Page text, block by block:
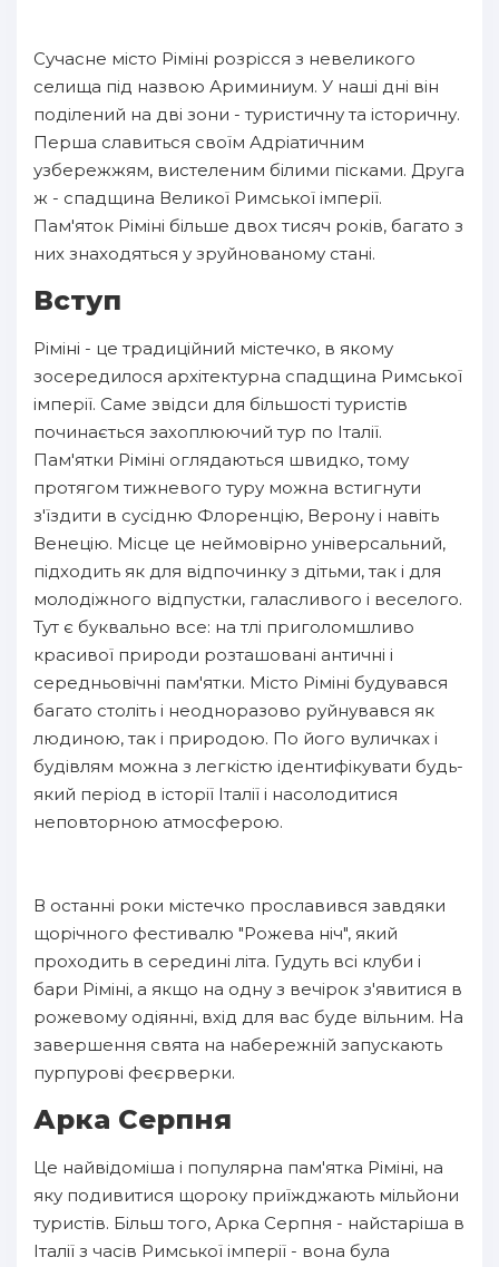
Сучасне місто Ріміні розрісся з невеликого
селища під назвою Ариминиум. У наші дні він
поділений на дві зони - туристичну та історичну.
Перша славиться своїм Адріатичним
узбережжям, вистеленим білими пісками. Друга
ж - спадщина Великої Римської імперії.
Пам'яток Ріміні більше двох тисяч років, багато з
них знаходяться у зруйнованому стані.
Вступ
Ріміні - це традиційний містечко, в якому
зосередилося архітектурна спадщина Римської
імперії. Саме звідси для більшості туристів
починається захоплюючий тур по Італії.
Пам'ятки Ріміні оглядаються швидко, тому
протягом тижневого туру можна встигнути
з'їздити в сусідню Флоренцію, Верону і навіть
Венецію. Місце це неймовірно універсальний,
підходить як для відпочинку з дітьми, так і для
молодіжного відпустки, галасливого і веселого.
Тут є буквально все: на тлі приголомшливо
красивої природи розташовані античні і
середньовічні пам'ятки. Місто Ріміні будувався
багато століть і неодноразово руйнувався як
людиною, так і природою. По його вуличках і
будівлям можна з легкістю ідентифікувати будь-
який період в історії Італії і насолодитися
неповторною атмосферою.
В останні роки містечко прославився завдяки
щорічного фестивалю "Рожева ніч", який
проходить в середині літа. Гудуть всі клуби і
бари Ріміні, а якщо на одну з вечірок з'явитися в
рожевому одіянні, вхід для вас буде вільним. На
завершення свята на набережній запускають
пурпурові феєрверки.
Арка Серпня
Це найвідоміша і популярна пам'ятка Ріміні, на
яку подивитися щороку приїжджають мільйони
туристів. Більш того, Арка Серпня - найстаріша в
Італії з часів Римської імперії - вона була